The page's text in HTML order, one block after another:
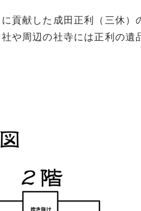
貢献した成田正利（三休）
や周辺の社寺には正利の遺